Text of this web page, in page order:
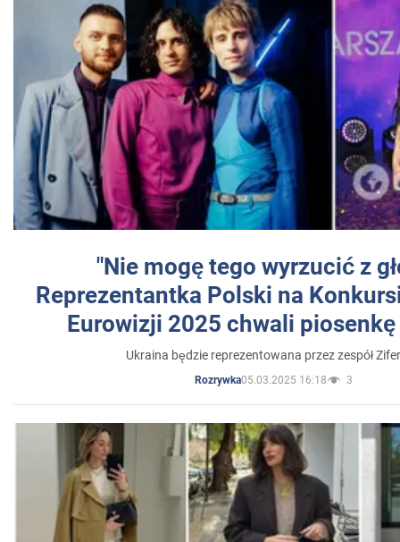
"Nie mogę tego wyrzucić z
Reprezentantka Polski na
Eurowizji 2025 chwali
Ukraina będzie reprezentowana przez zespół
Rozrywka05.03.2025 16:18 3